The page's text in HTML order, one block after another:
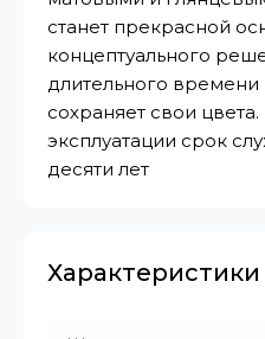
станет прекрасной
концептуального
длительного времени
сохраняет свои
эксплуатации срок
десяти лет
Характеристики